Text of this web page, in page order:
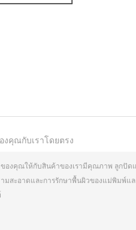
งคุณกับเราโดยตรง